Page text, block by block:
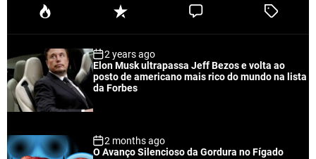
P
u
a
r
R
e
n
t
C
e
T
e
2 years ago
Elon Musk ultrapassa Jeff Bezos e volta ao
posto de americano mais rico do mundo na lista
da Forbes
2 months ago
O Avanço Silencioso da Gordura no Fígado